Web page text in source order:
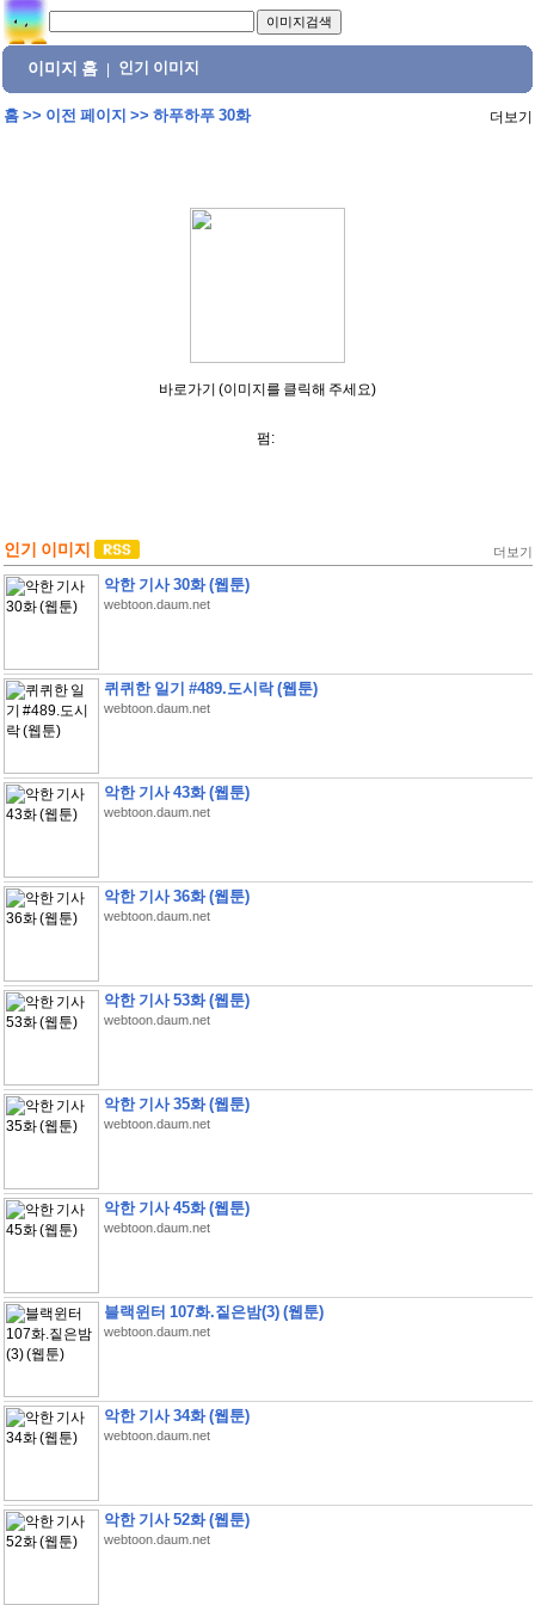
이미지 홈 인기 이미지
홈>> 이전 페이지 >> 하푸하푸 30화 더보기
바로가기 (이미지를 클릭해 주세요)
펌:
인기 이미지 더보기
악한 기사 30화 (웹툰)
webtoon.daum.net
퀴퀴한 일기 #489.도시락 (웹툰)
webtoon.daum.net
악한 기사 43화 (웹툰)
webtoon.daum.net
악한 기사 36화 (웹툰)
webtoon.daum.net
악한 기사 53화 (웹툰)
webtoon.daum.net
악한 기사 35화 (웹툰)
webtoon.daum.net
악한 기사 45화 (웹툰)
webtoon.daum.net
블랙윈터 107화.짙은밤(3) (웹툰)
webtoon.daum.net
악한 기사 34화 (웹툰)
webtoon.daum.net
악한 기사 52화 (웹툰)
webtoon.daum.net